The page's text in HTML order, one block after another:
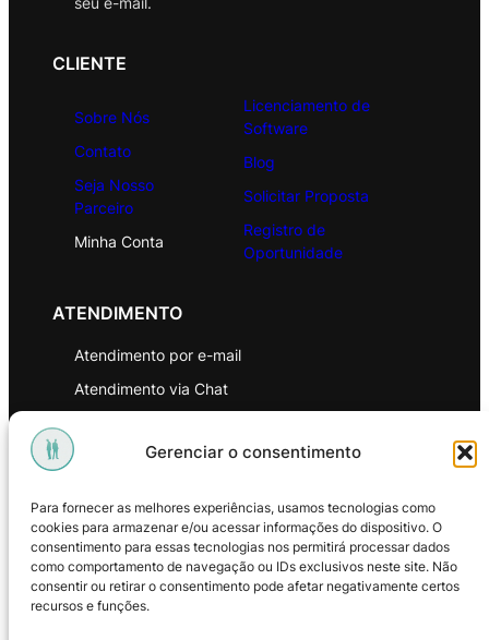
Gerenciar o consentimento
Para fornecer as melhores experiências, usamos tecnologias como
cookies para armazenar e/ou acessar informações do dispositivo. O
consentimento para essas tecnologias nos permitirá processar dados
como comportamento de navegação ou IDs exclusivos neste site. Não
consentir ou retirar o consentimento pode afetar negativamente certos
recursos e funções.
CLIENTE
Sobre Nós
Contato
Seja Nosso
Parceiro
Minha Conta
Licenciamento de
Software
Blog
Solicitar Proposta
Registro de
Oportunidade
ATENDIMENTO
Atendimento por e-mail
Atendimento via Chat
Política de Privacidade
Política de Troca e Devoluções
Política de Reembolso